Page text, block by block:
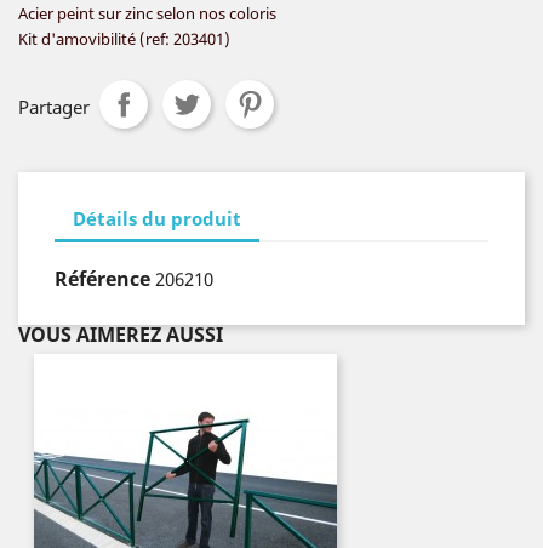
Acier peint sur zinc selon nos coloris
Kit d'amovibilité (ref: 203401)
Partager
Détails du produit
Référence 206210
VOUS AIMEREZ AUSSI